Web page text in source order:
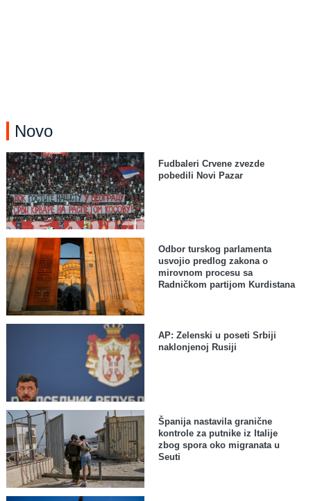
Novo
Fudbaleri Crvene zvezde
pobedili Novi Pazar
Odbor turskog parlamenta
usvojio predlog zakona o
mirovnom procesu sa
Radničkom partijom Kurdistana
AP: Zelenski u poseti Srbiji
naklonjenoj Rusiji
Španija nastavila granične
kontrole za putnike iz Italije
zbog spora oko migranata u
Seuti